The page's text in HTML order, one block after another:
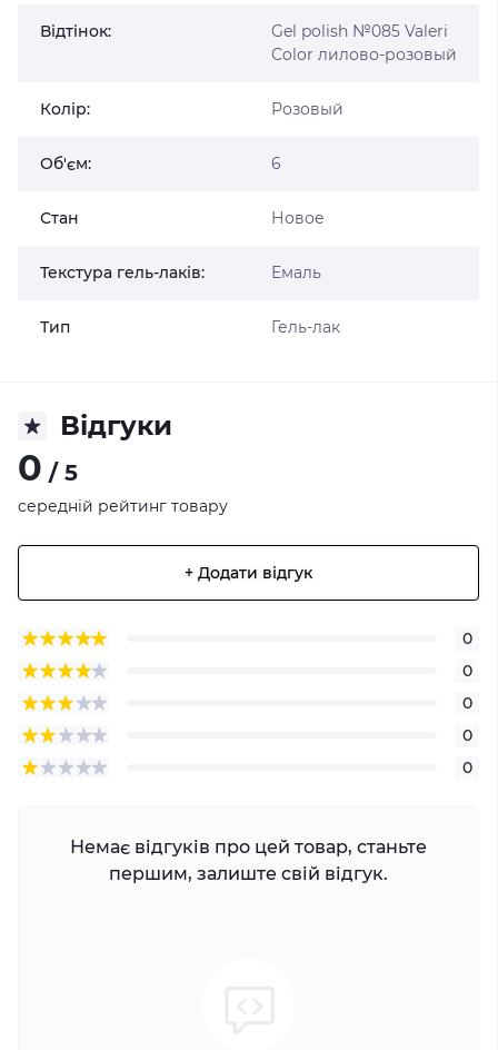
Відтінок:
Gel polish №085 Valeri
Color лилово-розовый
Колір: Розовый
Об'єм: 6
Стан Новое
Текстура гель-лаків: Емаль
Тип Гель-лак
Відгуки
0 / 5
середній рейтинг товару
+ Додати відгук
0
0
0
0
0
Немає відгуків про цей товар, станьте
першим, залиште свій відгук.